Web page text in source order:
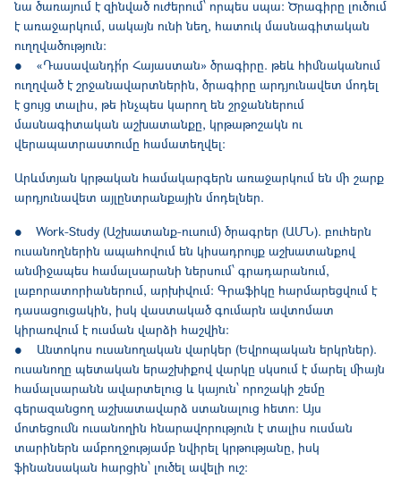
նա ծառայում է զինված ուժերում՝ որպես սպա: Ծրագիրը լուծում
է առաջարկում, սակայն ունի նեղ, հատուկ մասնագիտական
ուղղվածություն:
● «Դասավանդի՛ր Հայաստան» ծրագիրը. թեև հիմնականում
ուղղված է շրջանավարտներին, ծրագիրը արդյունավետ մոդել
է ցույց տալիս, թե ինչպես կարող են շրջաններում
մասնագիտական աշխատանքը, կրթաթոշակն ու
վերապատրաստումը համատեղվել:
Արևմտյան կրթական համակարգերն առաջարկում են մի շարք
արդյունավետ այլընտրանքային մոդելներ.
● Work-Study (Աշխատանք-ուսում) ծրագրեր (ԱՄՆ). բուհերն
ուսանողներին ապահովում են կիսադրույք աշխատանքով
անմիջապես համալսարանի ներսում՝ գրադարանում,
լաբորատորիաներում, արխիվում: Գրաֆիկը հարմարեցվում է
դասացուցակին, իսկ վաստակած գումարն ավտոմատ
կիրառվում է ուսման վարձի հաշվին:
● Անտոկոս ուսանողական վարկեր (Եվրոպական երկրներ).
ուսանողը պետական երաշխիքով վարկը սկսում է մարել միայն
համալսարանն ավարտելուց և կայուն՝ որոշակի շեմը
գերազանցող աշխատավարձ ստանալուց հետո: Այս
մոտեցումն ուսանողին հնարավորություն է տալիս ուսման
տարիներն ամբողջությամբ նվիրել կրթությանը, իսկ
ֆինանսական հարցին՝ լուծել ավելի ուշ: